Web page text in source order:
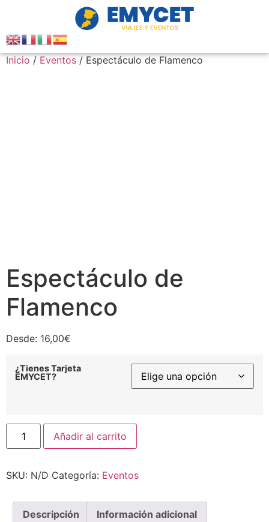
Inicio/Eventos/ Espectáculo de Flamenco
Espectáculo de
Flamenco
Desde: 16,00€
¿Tienes Tarjeta
EMYCET?
Añadir al carrito
SKU: N/D Categoría: Eventos
Descripción Información adicional